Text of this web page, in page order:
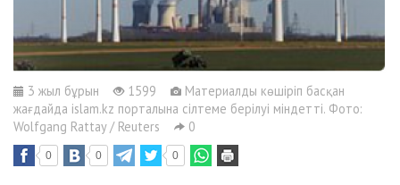
3 жыл бұрын 1599
Материалды көшіріп басқан
жағдайда islam.kz порталына сілтеме берілуі міндетті. Фото:
Wolfgang Rattay / Reuters
0
0 0 0